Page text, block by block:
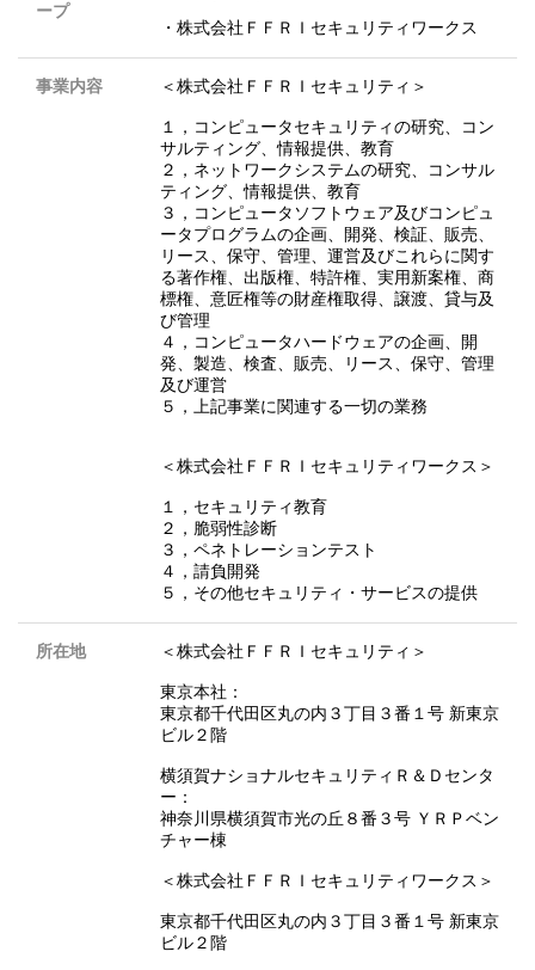
ープ
・株式会社ＦＦＲＩセキュリティワークス
事業内容 ＜株式会社ＦＦＲＩセキュリティ＞
１，コンピュータセキュリティの研究、コン
サルティング、情報提供、教育
２，ネットワークシステムの研究、コンサル
ティング、情報提供、教育
３，コンピュータソフトウェア及びコンピュ
ータプログラムの企画、開発、検証、販売、
リース、保守、管理、運営及びこれらに関す
る著作権、出版権、特許権、実用新案権、商
標権、意匠権等の財産権取得、譲渡、貸与及
び管理
４，コンピュータハードウェアの企画、開
発、製造、検査、販売、リース、保守、管理
及び運営
５，上記事業に関連する一切の業務
＜株式会社ＦＦＲＩセキュリティワークス＞
１，セキュリティ教育
２，脆弱性診断
３，ペネトレーションテスト
４，請負開発
５，その他セキュリティ・サービスの提供
所在地 ＜株式会社ＦＦＲＩセキュリティ＞
東京本社：
東京都千代田区丸の内３丁目３番１号 新東京
ビル２階
横須賀ナショナルセキュリティＲ＆Ｄセンタ
ー：
神奈川県横須賀市光の丘８番３号 ＹＲＰベン
チャー棟
＜株式会社ＦＦＲＩセキュリティワークス＞
東京都千代田区丸の内３丁目３番１号 新東京
ビル２階